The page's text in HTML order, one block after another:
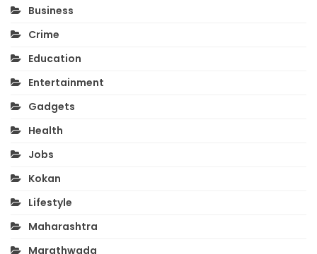
Business
Crime
Education
Entertainment
Gadgets
Health
Jobs
Kokan
Lifestyle
Maharashtra
Marathwada